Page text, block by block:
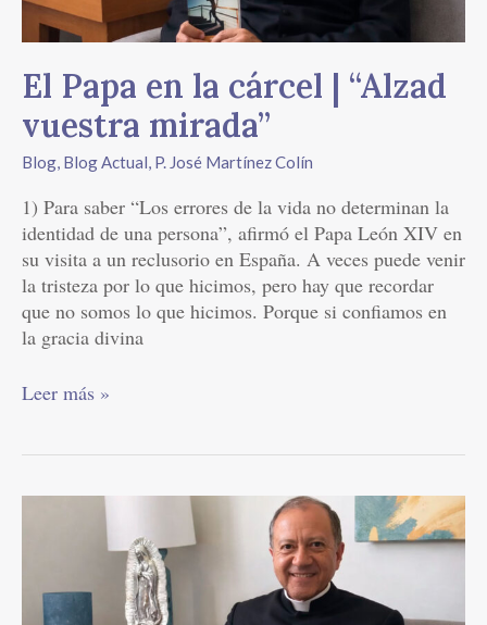
El Papa en la cárcel | “Alzad
vuestra mirada”
Blog, Blog Actual, P. José Martínez Colín
1) Para saber “Los errores de la vida no determinan la
identidad de una persona”, afirmó el Papa León XIV en
su visita a un reclusorio en España. A veces puede venir
la tristeza por lo que hicimos, pero hay que recordar
que no somos lo que hicimos. Porque si confiamos en
la gracia divina
mirada”
Leer más »
Unidad